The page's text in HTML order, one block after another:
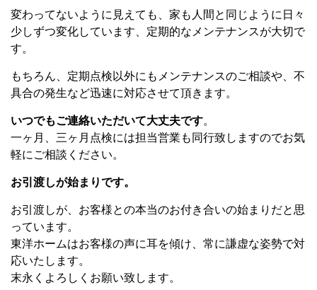
変わってないように見えても、家も人間と同じように日々
少しずつ変化しています、定期的なメンテナンスが大切で
す。
もちろん、定期点検以外にもメンテナンスのご相談や、不
具合の発生など迅速に対応させて頂きます。
いつでもご連絡いただいて大丈夫です。
一ヶ月、三ヶ月点検には担当営業も同行致しますのでお気
軽にご相談ください。
お引渡しが始まりです。
お引渡しが、お客様との本当のお付き合いの始まりだと思
っています。
東洋ホームはお客様の声に耳を傾け、常に謙虚な姿勢で対
応いたします。
末永くよろしくお願い致します。